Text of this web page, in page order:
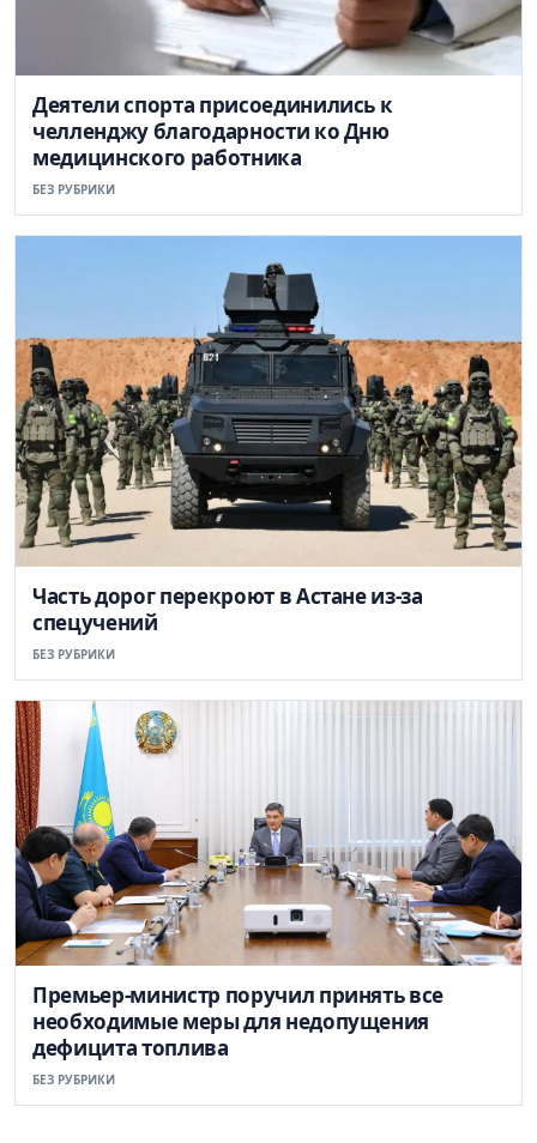
Деятели спорта присоединились к
челленджу благодарности ко Дню
медицинского работника
БЕЗ РУБРИКИ
Часть дорог перекроют в Астане из-за
спецучений
БЕЗ РУБРИКИ
Премьер-министр поручил принять все
необходимые меры для недопущения
дефицита топлива
БЕЗ РУБРИКИ